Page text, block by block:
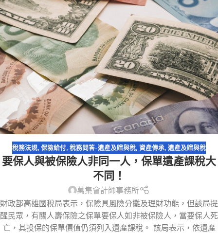
稅務法規 保險給付 稅務問答-遺產及贈與稅 資產傳承 遺產及贈與稅
要保人與被保險人非同一人，保單遺產課稅大
不同！
萬集會計師事務所
財政部高雄國稅局表示，保險具風險分攤及理財功能，但該局提
醒民眾，有關人壽保險之保單要保人如非被保險人，當要保人死
亡，其投保的保單價值仍須列入遺產課稅。 該局表示，依遺產